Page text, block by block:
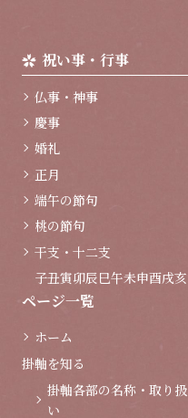
祝い事・行事
仏事・神事
慶事
婚礼
正月
端午の節句
桃の節句
干支・十二支
子丑寅卯辰巳午未申酉戌亥
ページ一覧
ホーム
掛軸を知る
掛軸各部の名称・取り扱
い